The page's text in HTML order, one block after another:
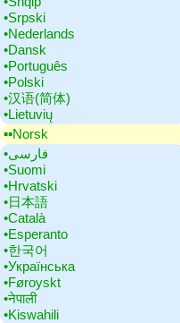
•‎Srpski
•‎Nederlands
•‎Dansk
•‎Português
•‎Polski
•‎汉语(简体)
•‎Lietuvių
▪▪‎Norsk
•‎فارسی
•‎Suomi
•‎Hrvatski
•‎日本語
•‎Català
•‎Esperanto
•‎한국어
•‎Українська
•‎Føroyskt
•‎नेपाली
•‎Kiswahili